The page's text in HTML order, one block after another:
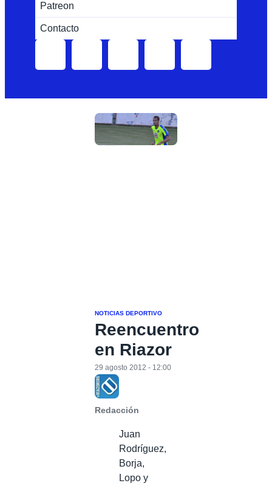
Patreon
Contacto
NOTICIAS DEPORTIVO
Reencuentro
en Riazor
Redacción
29 agosto 2012 - 12:00
Juan
Rodríguez,
Borja,
Lopo y